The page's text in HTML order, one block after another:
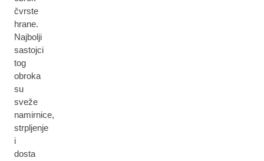
čvrste
hrane.
Najbolji
sastojci
tog
obroka
su
sveže
namirnice,
strpljenje
i
dosta